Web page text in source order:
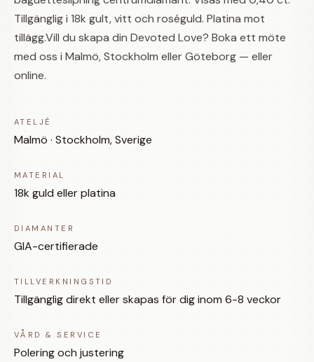
Tillgänglig i 18k gult, vitt och roséguld. Platina mot
tillägg.Vill du skapa din Devoted Love? Boka ett möte
med oss i Malmö, Stockholm eller Göteborg — eller
online.
ATELJÉ
Malmö · Stockholm, Sverige
MATERIAL
18k guld eller platina
DIAMANTER
GIA-certifierade
TILLVERKNINGSTID
Tillgänglig direkt eller skapas för dig inom 6-8 veckor
VÅRD & SERVICE
Polering och justering